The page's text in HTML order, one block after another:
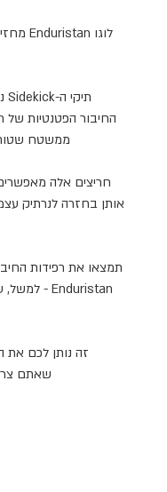
לוגו
תיקי ה-Sidekick
החיבור הפטנטיות של
ממשטח שטוח
חריצים אלה
אותן בחזרה לנרתיק
תמצאו את רפידות
Enduristan -
למשל,
זה נותן לכם את
שאתם